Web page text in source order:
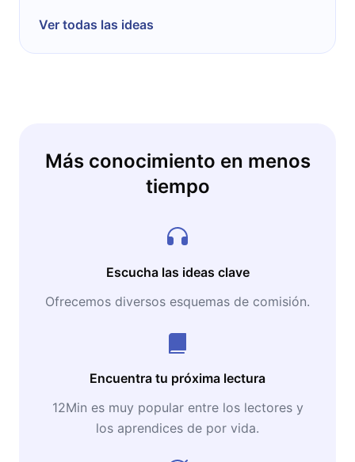
Ver todas las ideas
Más conocimiento en menos
tiempo
Escucha las ideas clave
Ofrecemos diversos esquemas de comisión.
Encuentra tu próxima lectura
12Min es muy popular entre los lectores y
los aprendices de por vida.